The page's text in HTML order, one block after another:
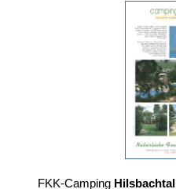
FKK-Camping Hilsbachtal